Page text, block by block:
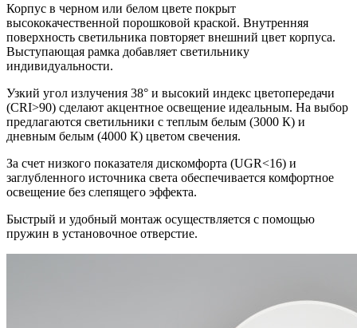
Корпус в черном или белом цвете покрыт
высококачественной порошковой краской. Внутренняя
поверхность светильника повторяет внешний цвет корпуса.
Выступающая рамка добавляет светильнику
индивидуальности.
Узкий угол излучения 38° и высокий индекс цветопередачи
(CRI>90) сделают акцентное освещение идеальным. На выбор
предлагаются светильники с теплым белым (3000 К) и
дневным белым (4000 К) цветом свечения.
За счет низкого показателя дискомфорта (UGR<16) и
заглубленного источника света обеспечивается комфортное
освещение без слепящего эффекта.
Быстрый и удобный монтаж осуществляется с помощью
пружин в установочное отверстие.